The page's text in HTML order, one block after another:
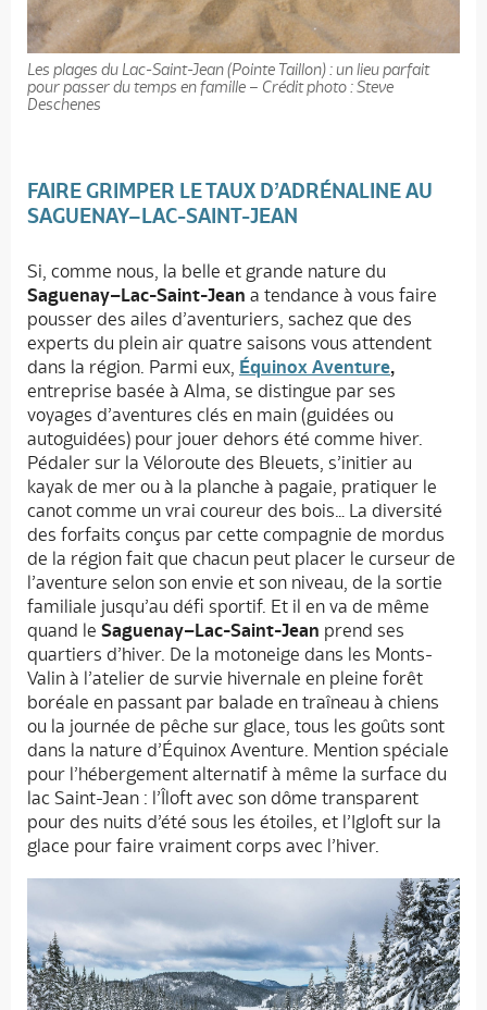
Les plages du Lac-Saint-Jean (Pointe Taillon) : un lieu parfait
pour passer du temps en famille – Crédit photo : Steve
Deschenes
FAIRE GRIMPER LE TAUX D’ADRÉNALINE AU
SAGUENAY–LAC-SAINT-JEAN
Si, comme nous, la belle et grande nature du
Saguenay–Lac-Saint-Jean a tendance à vous faire
pousser des ailes d’aventuriers, sachez que des
experts du plein air quatre saisons vous attendent
dans la région. Parmi eux, Équinox Aventure,
entreprise basée à Alma, se distingue par ses
voyages d’aventures clés en main (guidées ou
autoguidées) pour jouer dehors été comme hiver.
Pédaler sur la Véloroute des Bleuets, s’initier au
kayak de mer ou à la planche à pagaie, pratiquer le
canot comme un vrai coureur des bois… La diversité
des forfaits conçus par cette compagnie de mordus
de la région fait que chacun peut placer le curseur de
l’aventure selon son envie et son niveau, de la sortie
familiale jusqu’au défi sportif. Et il en va de même
quand le Saguenay–Lac-Saint-Jean prend ses
quartiers d’hiver. De la motoneige dans les Monts-
Valin à l’atelier de survie hivernale en pleine forêt
boréale en passant par balade en traîneau à chiens
ou la journée de pêche sur glace, tous les goûts sont
dans la nature d’Équinox Aventure. Mention spéciale
pour l’hébergement alternatif à même la surface du
lac Saint-Jean : l’Îloft avec son dôme transparent
pour des nuits d’été sous les étoiles, et l’Igloft sur la
glace pour faire vraiment corps avec l’hiver.